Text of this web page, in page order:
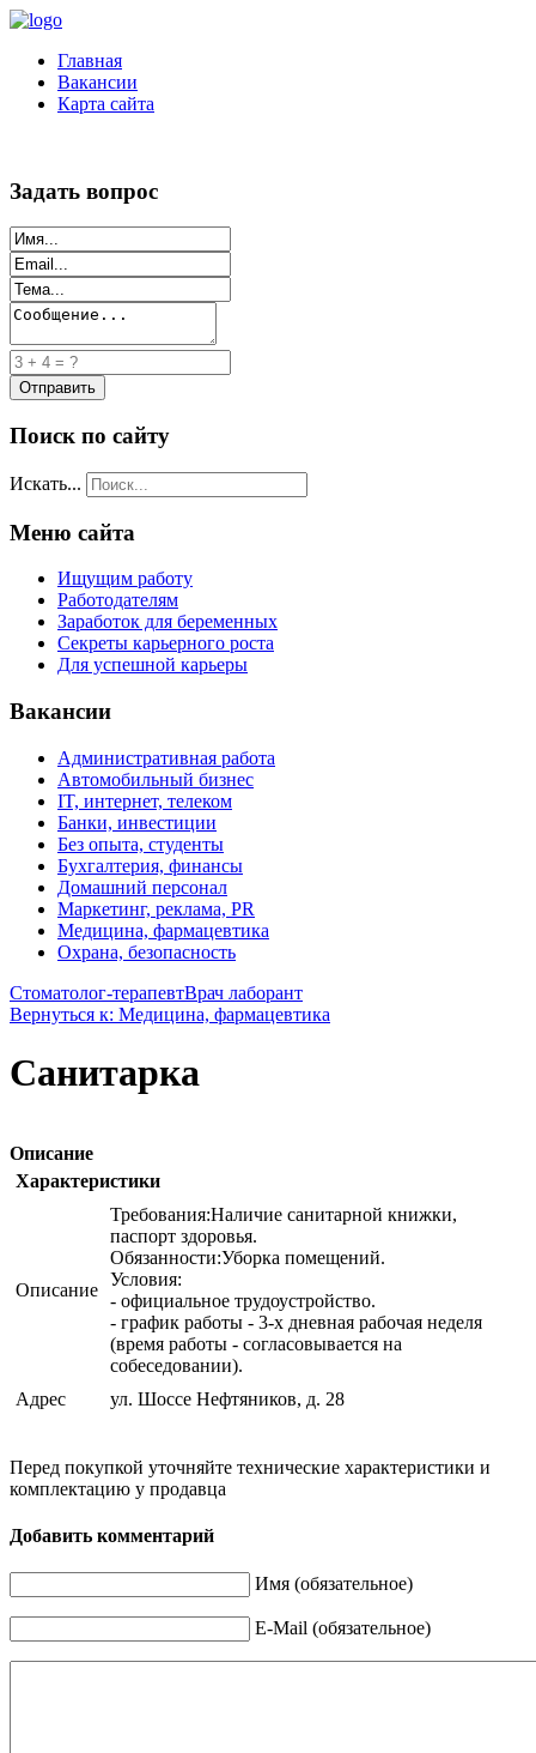
Главная
Вакансии
Карта сайта
Задать вопрос
Поиск по сайту
Искать...
Меню сайта
Ищущим работу
Работодателям
Заработок для беременных
Секреты карьерного роста
Для успешной карьеры
Вакансии
Административная работа
Автомобильный бизнес
IT, интернет, телеком
Банки, инвестиции
Без опыта, студенты
Бухгалтерия, финансы
Домашний персонал
Маркетинг, реклама, PR
Медицина, фармацевтика
Охрана, безопасность
Стоматолог-терапевтВрач лаборант
Вернуться к: Медицина, фармацевтика
Санитарка
Описание
Характеристики
Описание
Требования:Наличие санитарной книжки,
паспорт здоровья.
Обязанности:Уборка помещений.
Условия:
- официальное трудоустройство.
- график работы - 3-х дневная рабочая неделя
(время работы - согласовывается на
собеседовании).
Адрес
ул. Шоссе Нефтяников, д. 28
Перед покупкой уточняйте технические характеристики и
комплектацию у продавца
Добавить комментарий
Имя (обязательное)
E-Mail (обязательное)